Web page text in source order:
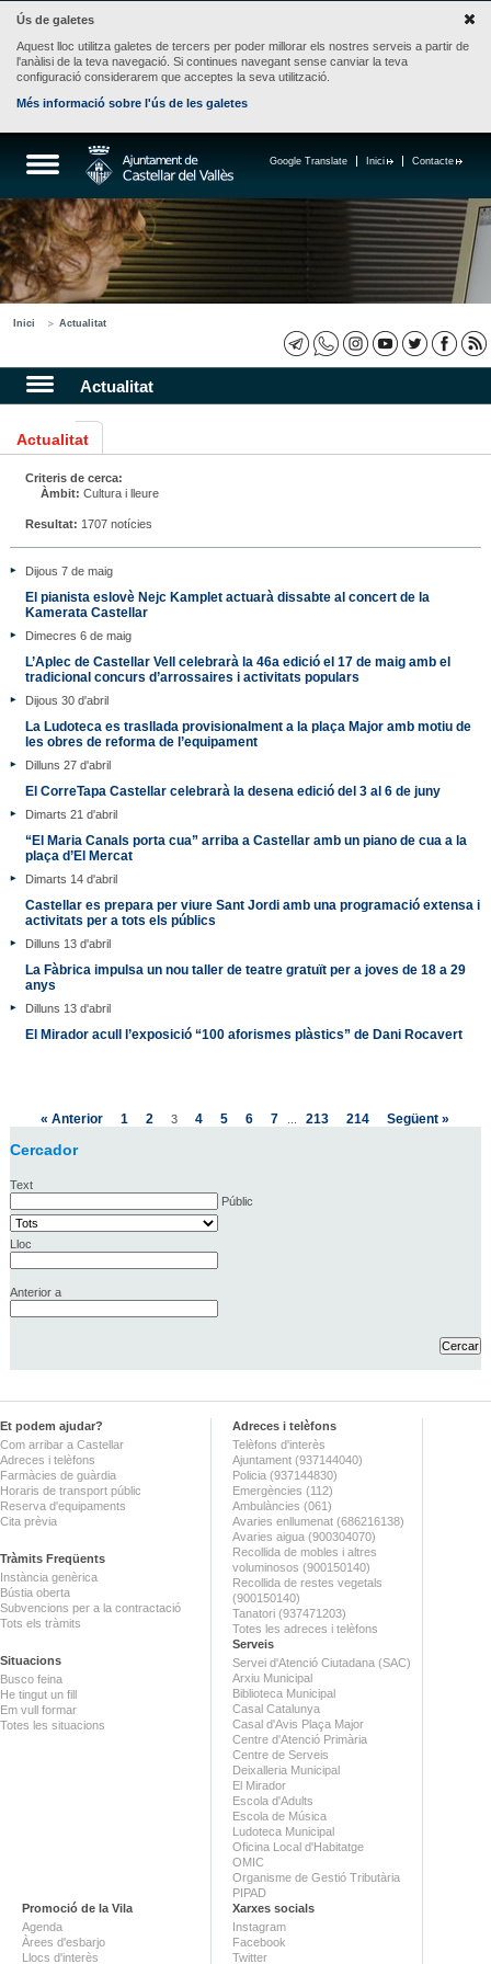
Ús de galetes
Aquest lloc utilitza galetes de tercers per poder millorar els nostres serveis a partir de
l'anàlisi de la teva navegació. Si continues navegant sense canviar la teva
configuració considerarem que acceptes la seva utilització.
Més informació sobre l'ús de les galetes
Contacte
Inici
Google Translate
Inici Actualitat
Actualitat
Actualitat
Criteris de cerca:
Àmbit: Cultura i lleure
Resultat: 1707 notícies
Dijous 7 de maig
El pianista eslovè Nejc Kamplet actuarà dissabte al concert de la
Kamerata Castellar
Dimecres 6 de maig
L’Aplec de Castellar Vell celebrarà la 46a edició el 17 de maig amb el
tradicional concurs d’arrossaires i activitats populars
Dijous 30 d'abril
La Ludoteca es trasllada provisionalment a la plaça Major amb motiu de
les obres de reforma de l’equipament
Dilluns 27 d'abril
El CorreTapa Castellar celebrarà la desena edició del 3 al 6 de juny
Dimarts 21 d'abril
“El Maria Canals porta cua” arriba a Castellar amb un piano de cua a la
plaça d’El Mercat
Dimarts 14 d'abril
Castellar es prepara per viure Sant Jordi amb una programació extensa i
activitats per a tots els públics
Dilluns 13 d'abril
La Fàbrica impulsa un nou taller de teatre gratuït per a joves de 18 a 29
anys
Dilluns 13 d'abril
El Mirador acull l’exposició “100 aforismes plàstics” de Dani Rocavert
« Anterior 1 2 3 4 5 6 7 213 214 Següent »
Cercador
Text
Públic
Lloc
Anterior a
Et podem ajudar?
Com arribar a Castellar
Adreces i telèfons
Farmàcies de guàrdia
Horaris de transport públic
Reserva d'equipaments
Cita prèvia
Tràmits Freqüents
Instància genèrica
Bústia oberta
Subvencions per a la contractació
Tots els tràmits
Situacions
Busco feina
He tingut un fill
Em vull formar
Totes les situacions
Adreces i telèfons
Telèfons d'interès
Ajuntament (937144040)
Policia (937144830)
Emergències (112)
Ambulàncies (061)
Avaries enllumenat (686216138)
Avaries aigua (900304070)
Recollida de mobles i altres
voluminosos (900150140)
Recollida de restes vegetals
(900150140)
Tanatori (937471203)
Totes les adreces i telèfons
Serveis
Servei d'Atenció Ciutadana (SAC)
Arxiu Municipal
Biblioteca Municipal
Casal Catalunya
Casal d'Avis Plaça Major
Centre d'Atenció Primària
Centre de Serveis
Deixalleria Municipal
El Mirador
Escola d'Adults
Escola de Música
Ludoteca Municipal
Oficina Local d'Habitatge
OMIC
Organisme de Gestió Tributària
PIPAD
Promoció de la Vila
Agenda
Àrees d'esbarjo
Llocs d'interès
Xarxes socials
Instagram
Facebook
Twitter